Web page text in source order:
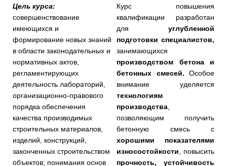
Цель курса:
совершенствование
имеющихся и
формирование новых знаний
в области законодательных и
нормативных актов,
регламентирующих
деятельность лабораторий,
организационно-правового
порядка обеспечения
качества производимых
строительных материалов,
изделий, конструкций,
законченных строительством
объектов; понимания основ
Курс повышения
квалификации разработан
для углубленной
подготовки специалистов,
занимающихся
производством бетона и
бетонных смесей. Особое
внимание уделяется
технологиям
производства
позволяющим получить
бетонную смесь с
хорошими показателями
износостойкости , повысить
прочность, устойчивость